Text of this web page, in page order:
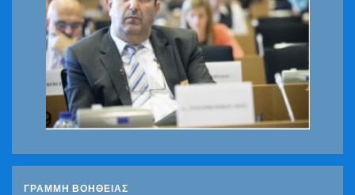
ΓΡΑΜΜΗ ΒΟΗΘΕΙΑΣ